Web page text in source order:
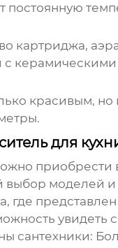
картриджа,
красивым,
для
приобрести
моделей и
, где
увидеть
сантехники: